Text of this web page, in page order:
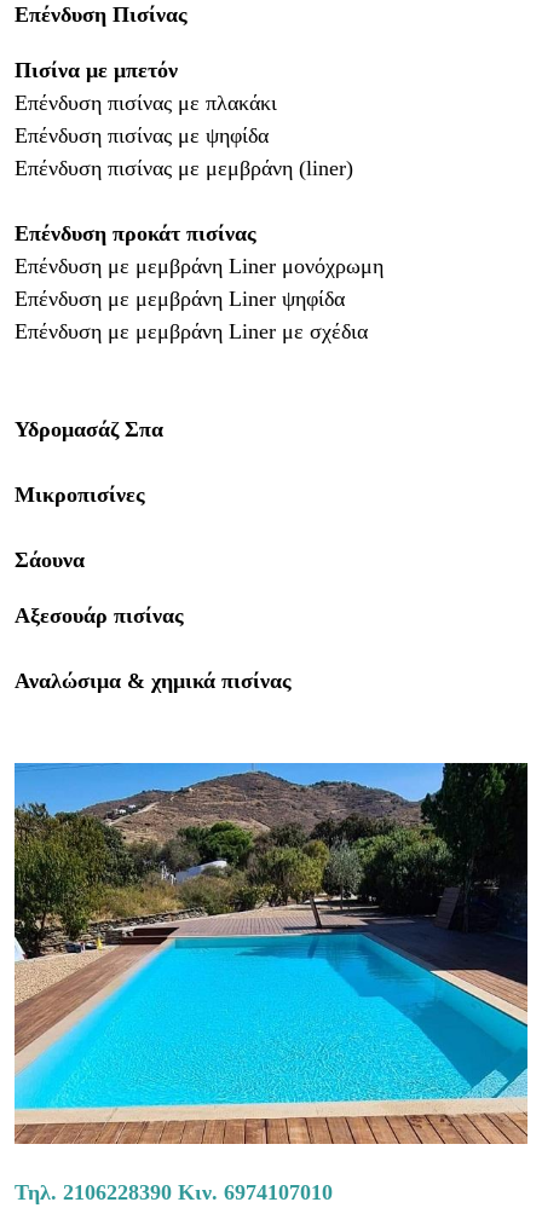
Επένδυση Πισίνας
Πισίνα με μπετόν
Επένδυση πισίνας με πλακάκι
Επένδυση πισίνας με ψηφίδα
Επένδυση πισίνας με μεμβράνη (liner)
Επένδυση προκάτ πισίνας
Επένδυση με μεμβράνη Liner μονόχρωμη
Επένδυση με μεμβράνη Liner ψηφίδα
Επένδυση με μεμβράνη Liner με σχέδια
Υδρομασάζ Σπα
Μικροπισίνες
Σάουνα
Αξεσουάρ πισίνας
Αναλώσιμα & χημικά πισίνας
Τηλ. 2106228390 Κιν. 6974107010